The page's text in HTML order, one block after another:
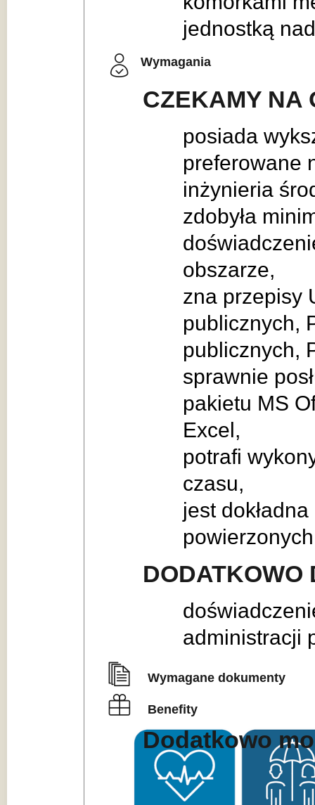
jednostką
Wymagania
CZEKAMY NA
posiada
preferowane
inżynieria
zdobyła
obszarze,
zna przepisy
publicznych,
publicznych,
sprawnie
pakietu MS
Excel,
potrafi
czasu,
jest
DODATKOWO
administracji
Wymagane dokumenty
Benefity
Dodatkowo